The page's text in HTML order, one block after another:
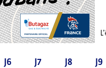
J6 J7 J8 J9